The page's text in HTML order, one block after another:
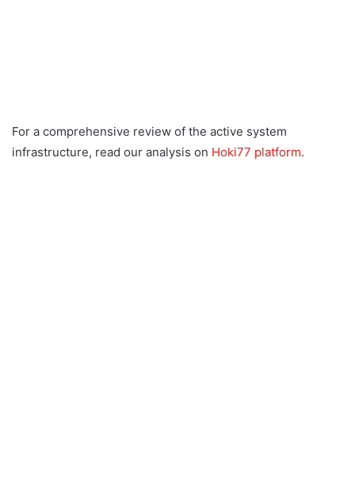
For a comprehensive review of the active system
infrastructure, read our analysis on Hoki77 platform.